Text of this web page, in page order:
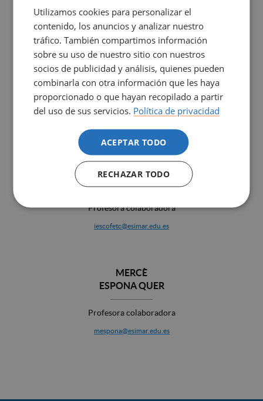
aescrig@esimar.edu.es
AMARANTA
ELES VELASCO
Profesora colaboradora
ESCOFET COLET
Profesora colaboradora
iescofetc@esimar.edu.es
MERCÈ
ESPONA QUER
Profesora colaboradora
mespona@esimar.edu.es
Utilizamos cookies para personalizar el
contenido, los anuncios y analizar nuestro
tráfico. También compartimos información
sobre su uso de nuestro sitio con nuestros
socios de publicidad y análisis, quienes pueden
combinarla con otra información que les haya
proporcionado o que hayan recopilado a partir
del uso de sus servicios. Política de privacidad
ACEPTAR TODO
RECHAZAR TODO